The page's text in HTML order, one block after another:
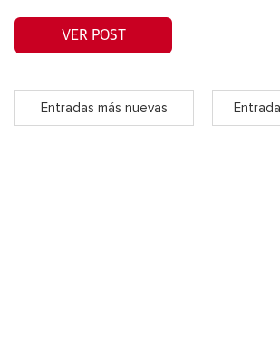
VER POST
Entradas más nuevas